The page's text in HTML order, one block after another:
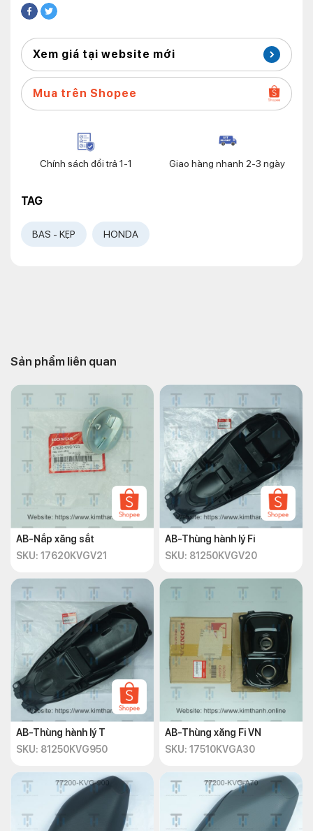
Xem giá tại website mới
Mua trên Shopee
Chính sách đổi trả 1-1 Giao hàng nhanh 2-3 ngày
TAG
BAS - KẸP HONDA
Sản phẩm liên quan
AB-Nắp xăng sắt
SKU: 17620KVGV21
AB-Thùng hành lý Fi
SKU: 81250KVGV20
AB-Thùng hành lý T
SKU: 81250KVG950
AB-Thùng xăng Fi VN
SKU: 17510KVGA30